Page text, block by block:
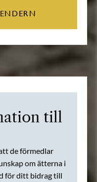
till
de förmedlar
om ätterna i
för ditt bidrag till